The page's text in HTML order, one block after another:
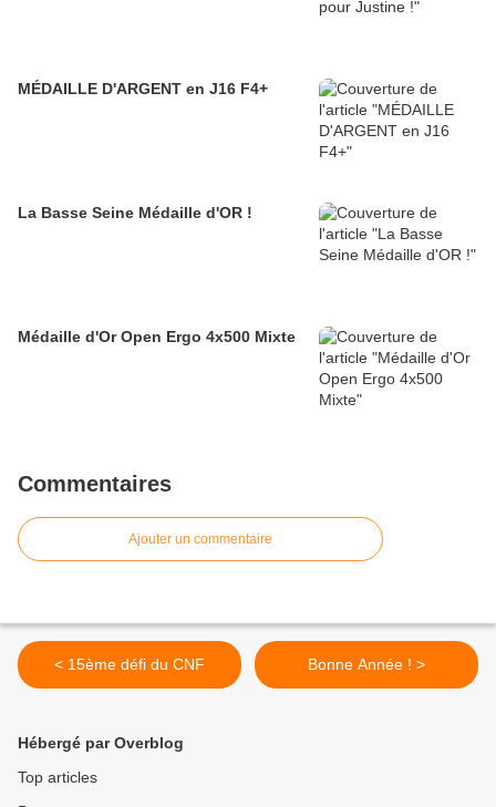
MÉDAILLE D'ARGENT en J16 F4+
La Basse Seine Médaille d'OR !
Médaille d'Or Open Ergo 4x500 Mixte
Commentaires
Ajouter un commentaire
< 15ème défi du CNF Bonne Année ! >
Hébergé par Overblog
Top articles